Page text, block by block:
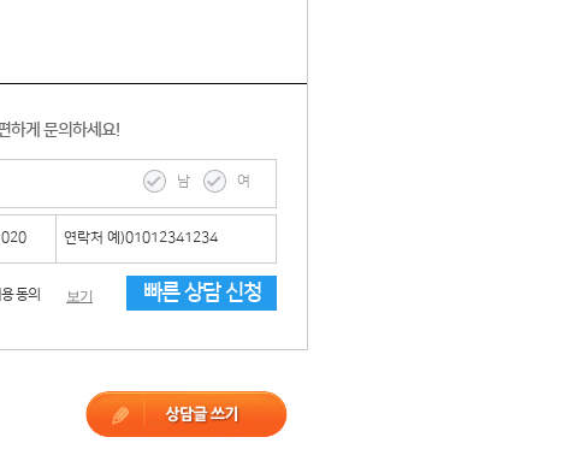
하게 문의하세요!
남 여
동의 보기 빠른 상담 신청